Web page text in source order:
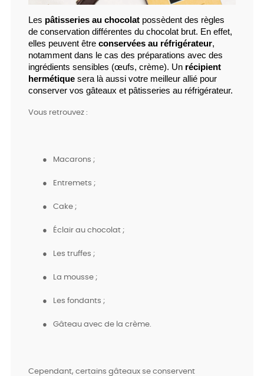
Les pâtisseries au chocolat possèdent des règles
de conservation différentes du chocolat brut. En effet,
elles peuvent être conservées au réfrigérateur,
notamment dans le cas des préparations avec des
ingrédients sensibles (œufs, crème). Un récipient
hermétique sera là aussi votre meilleur allié pour
conserver vos gâteaux et pâtisseries au réfrigérateur.
Vous retrouvez :
● Macarons ;
● Entremets ;
● Cake ;
● Éclair au chocolat ;
● Les truffes ;
● La mousse ;
● Les fondants ;
● Gâteau avec de la crème.
Cependant, certains gâteaux se conservent